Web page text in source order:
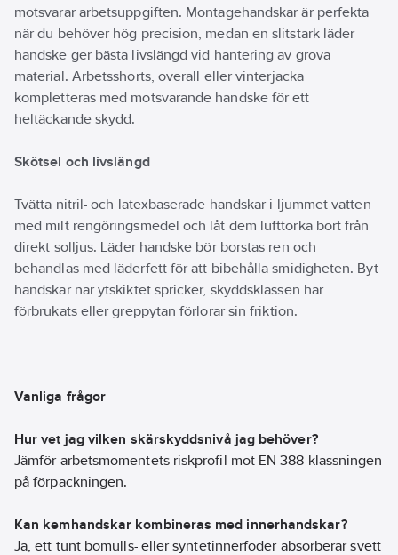
motsvarar arbetsuppgiften. Montagehandskar är perfekta
när du behöver hög precision, medan en slitstark läder
handske ger bästa livslängd vid hantering av grova
material. Arbetsshorts, overall eller vinterjacka
kompletteras med motsvarande handske för ett
heltäckande skydd.
Skötsel och livslängd
Tvätta nitril- och latexbaserade handskar i ljummet vatten
med milt rengöringsmedel och låt dem lufttorka bort från
direkt solljus. Läder handske bör borstas ren och
behandlas med läderfett för att bibehålla smidigheten. Byt
handskar när ytskiktet spricker, skyddsklassen har
förbrukats eller greppytan förlorar sin friktion.
Vanliga frågor
Hur vet jag vilken skärskyddsnivå jag behöver?
Jämför arbetsmomentets riskprofil mot EN 388-klassningen
på förpackningen.
Kan kemhandskar kombineras med innerhandskar?
Ja, ett tunt bomulls- eller syntet­innerfoder absorberar svett